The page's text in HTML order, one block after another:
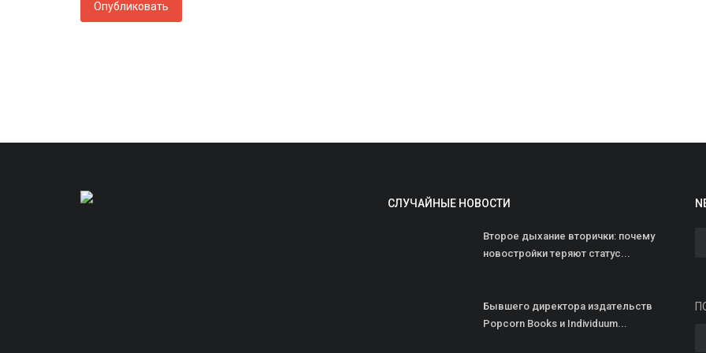
Опубликовать
СЛУЧАЙНЫЕ НОВОСТИ
Второе дыхание вторички: почему
новостройки теряют статус...
Бывшего директора издательств
Popcorn Books и Individuum...